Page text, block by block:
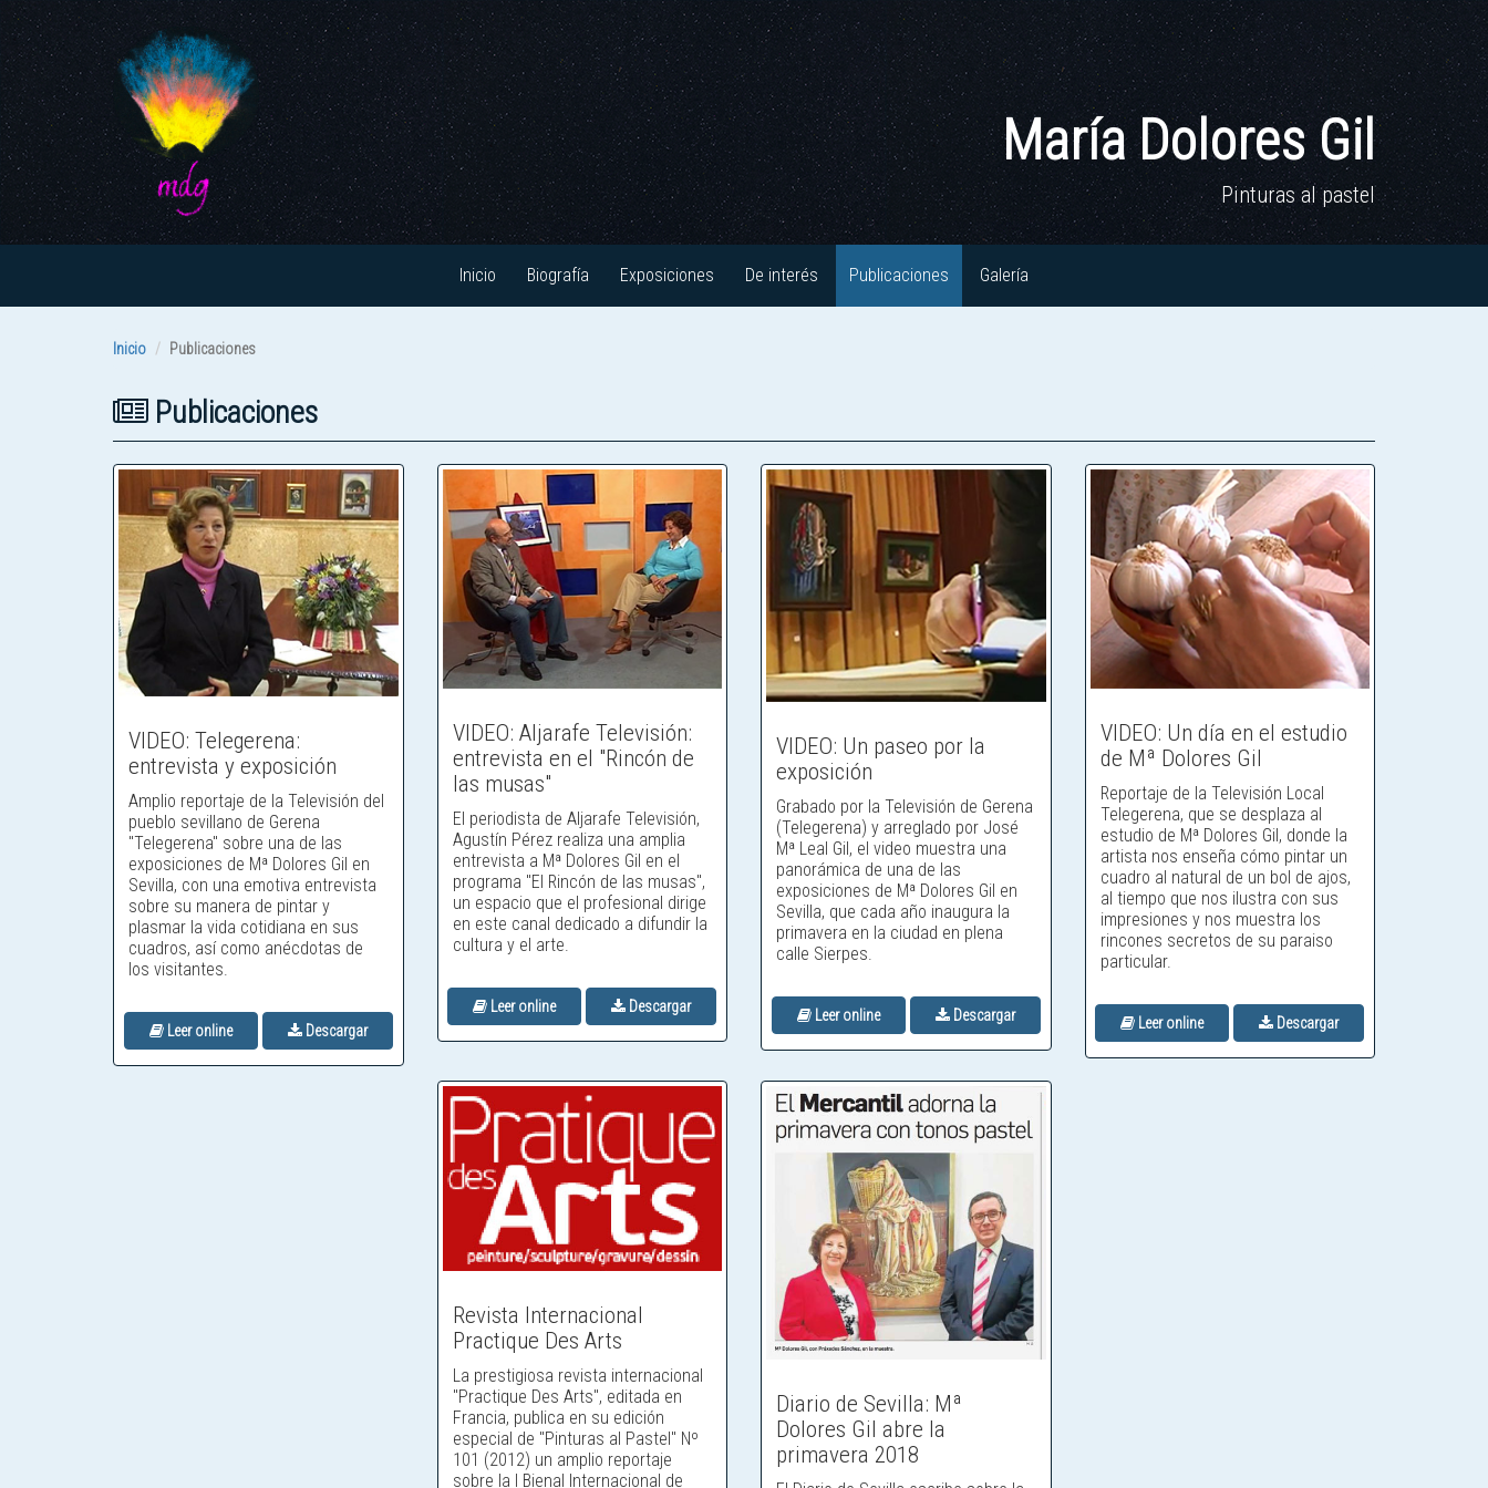
María Dolores Gil
Pinturas al pastel
Inicio Biografía Exposiciones De interés Publicaciones Galería
Inicio Publicaciones
Publicaciones
VIDEO: Telegerena:
entrevista y exposición
Amplio reportaje de la Televisión del
pueblo sevillano de Gerena
"Telegerena" sobre una de las
exposiciones de Mª Dolores Gil en
Sevilla, con una emotiva entrevista
sobre su manera de pintar y
plasmar la vida cotidiana en sus
cuadros, así como anécdotas de
los visitantes.
Leer online Descargar
VIDEO: Aljarafe Televisión:
entrevista en el "Rincón de
las musas"
El periodista de Aljarafe Televisión,
Agustín Pérez realiza una amplia
entrevista a Mª Dolores Gil en el
programa "El Rincón de las musas",
un espacio que el profesional dirige
en este canal dedicado a difundir la
cultura y el arte.
Leer online Descargar
VIDEO: Un paseo por la
exposición
Grabado por la Televisión de Gerena
(Telegerena) y arreglado por José
Mª Leal Gil, el video muestra una
panorámica de una de las
exposiciones de Mª Dolores Gil en
Sevilla, que cada año inaugura la
primavera en la ciudad en plena
calle Sierpes.
Leer online Descargar
VIDEO: Un día en el estudio
de Mª Dolores Gil
Reportaje de la Televisión Local
Telegerena, que se desplaza al
estudio de Mª Dolores Gil, donde la
artista nos enseña cómo pintar un
cuadro al natural de un bol de ajos,
al tiempo que nos ilustra con sus
impresiones y nos muestra los
rincones secretos de su paraiso
particular.
Leer online Descargar
Revista Internacional
Practique Des Arts
La prestigiosa revista internacional
"Practique Des Arts", editada en
Francia, publica en su edición
especial de "Pinturas al Pastel" Nº
101 (2012) un amplio reportaje
sobre la I Bienal Internacional de
Diario de Sevilla: Mª
Dolores Gil abre la
primavera 2018